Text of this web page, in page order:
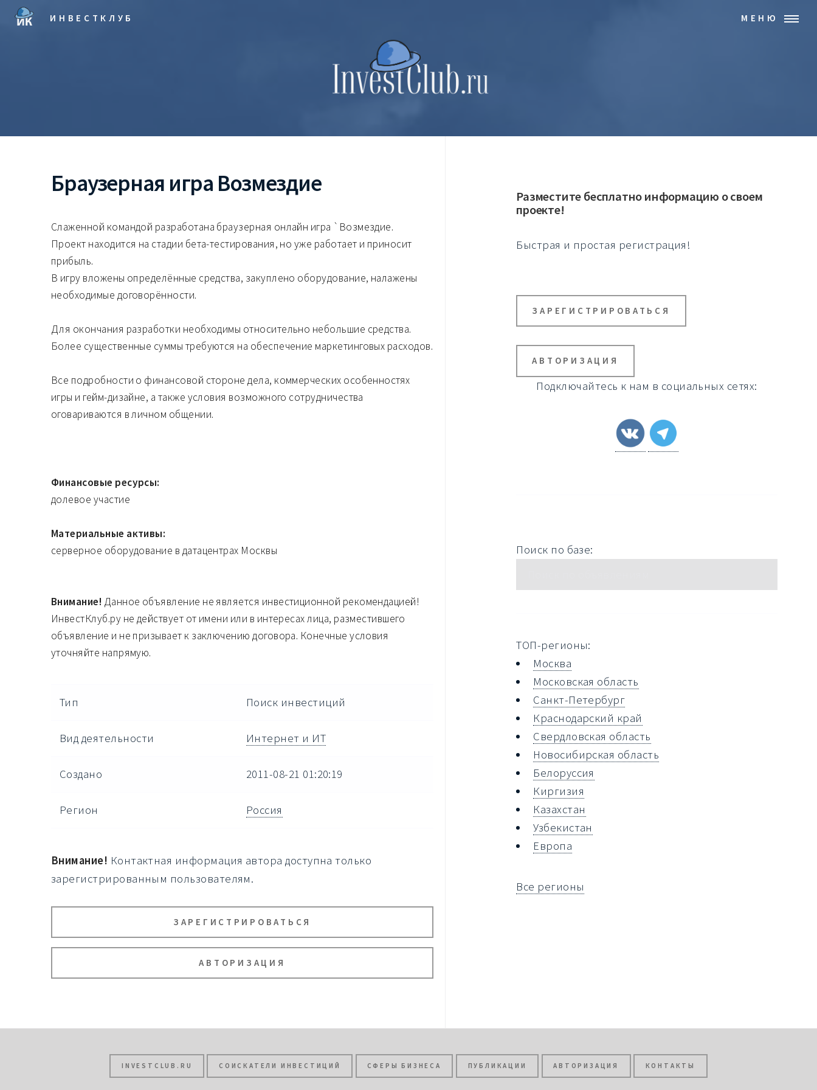
ИНВЕСТКЛУБ МЕНЮ
Браузерная игра Возмездие
Слаженной командой разработана браузерная онлайн игра `Возмездие.
Проект находится на стадии бета-тестирования, но уже работает и приносит
прибыль.
В игру вложены определённые средства, закуплено оборудование, налажены
необходимые договорённости.
Для окончания разработки необходимы относительно небольшие средства.
Более существенные суммы требуются на обеспечение маркетинговых расходов.
Все подробности о финансовой стороне дела, коммерческих особенностях
игры и гейм-дизайне, а также условия возможного сотрудничества
оговариваются в личном общении.
Финансовые ресурсы:
долевое участие
Материальные активы:
серверное оборудование в датацентрах Москвы
Внимание! Данное объявление не является инвестиционной рекомендацией!
ИнвестКлуб.ру не действует от имени или в интересах лица, разместившего
объявление и не призывает к заключению договора. Конечные условия
уточняйте напрямую.
Тип Поиск инвестиций
Вид деятельности Интернет и ИТ
Создано 2011-08-21 01:20:19
Регион Россия
Внимание! Контактная информация автора доступна только
зарегистрированным пользователям.
ЗАРЕГИСТРИРОВАТЬСЯ
АВТОРИЗАЦИЯ
Разместите бесплатно информацию о своем
проекте!
Быстрая и простая регистрация!
ЗАРЕГИСТРИРОВАТЬСЯ
АВТОРИЗАЦИЯ
Подключайтесь к нам в социальных сетях:
Поиск по базе:
ТОП-регионы:
Москва
Московская область
Санкт-Петербург
Краснодарский край
Свердловская область
Новосибирская область
Белоруссия
Киргизия
Казахстан
Узбекистан
Европа
Все регионы
INVESTCLUB.RU СОИСКАТЕЛИ ИНВЕСТИЦИЙ СФЕРЫ БИЗНЕСА ПУБЛИКАЦИИ АВТОРИЗАЦИЯ КОНТАКТЫ